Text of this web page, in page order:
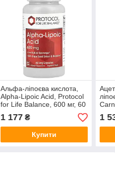
Альфа-ліпоєва кислота,
Alpha-Lipoic Acid, Protocol
for Life Balance, 600 мг, 60
вегетаріанських капсул
1 177₴
Купити
мг,
1